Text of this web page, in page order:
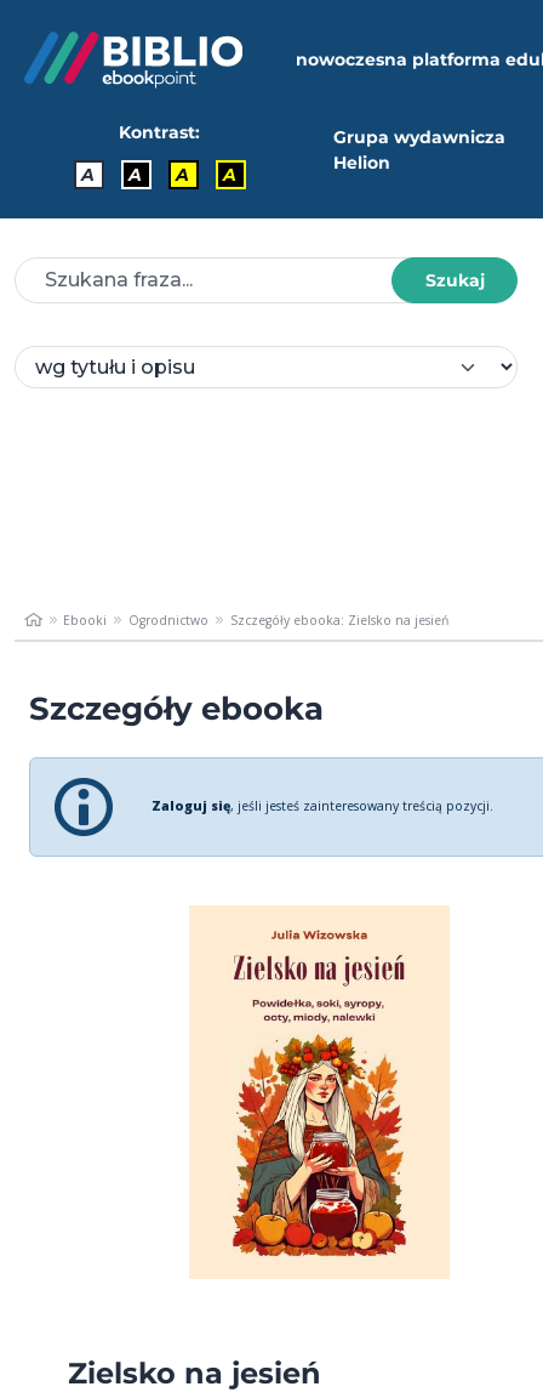
nowoczesna platforma
Kontrast:
A
A A A
Grupa wydawnicza
Helion
Szukaj
Ebooki Ogrodnictwo Szczegóły ebooka: Zielsko na jesień
Szczegóły ebooka
Zaloguj się, jeśli jesteś zainteresowany treścią pozycji.
Zielsko na jesień